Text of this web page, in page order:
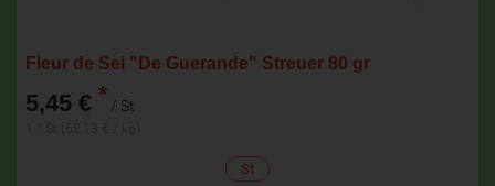
Fleur de Sel "De Guerande" Streuer 80 gr
5,45 € * / St
St